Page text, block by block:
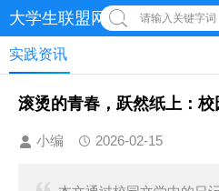
大学生联盟网-首页请输入关键字词
实践资讯
滚烫的青春，跃然纸上：
小编 2026-02-15